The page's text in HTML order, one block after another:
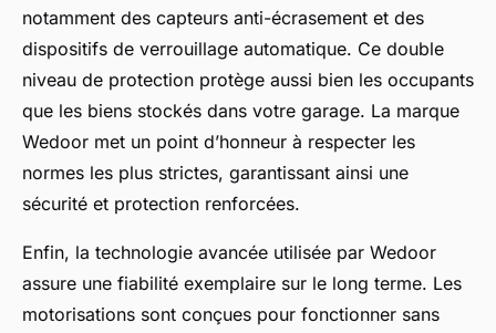
notamment des capteurs anti-écrasement et des
dispositifs de verrouillage automatique. Ce double
niveau de protection protège aussi bien les occupants
que les biens stockés dans votre garage. La marque
Wedoor met un point d’honneur à respecter les
normes les plus strictes, garantissant ainsi une
sécurité et protection renforcées.
Enfin, la technologie avancée utilisée par Wedoor
assure une fiabilité exemplaire sur le long terme. Les
motorisations sont conçues pour fonctionner sans